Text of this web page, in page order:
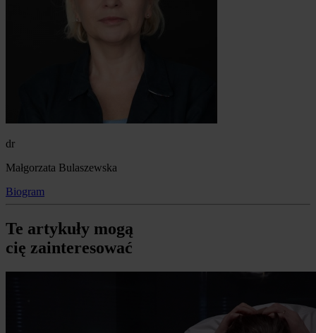
dr
Małgorzata Bulaszewska
Biogram
Te artykuły mogą
cię zainteresować